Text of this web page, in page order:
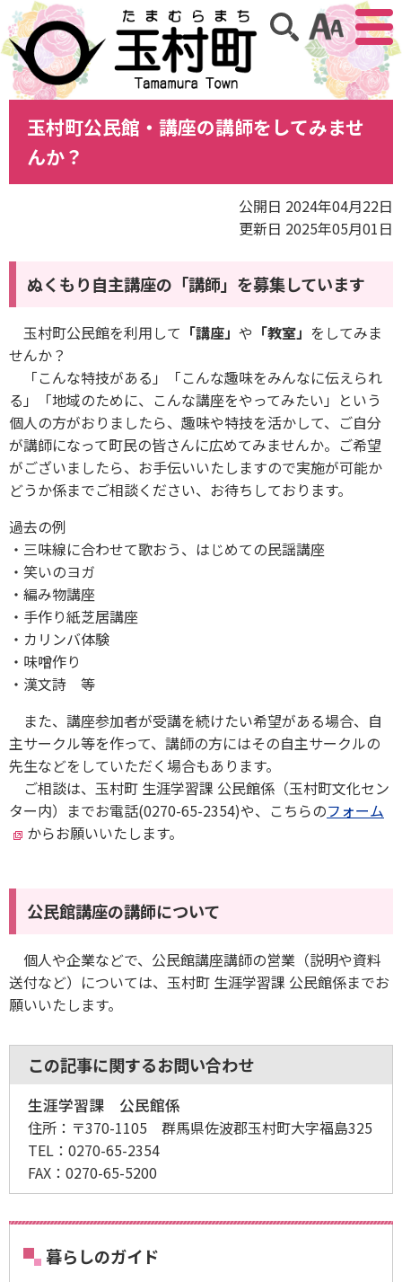
アクセ
サイト内検索
玉村町公民館・講座の講師をしてみませ
んか？
公開日 2024年04月22日
更新日 2025年05月01日
ぬくもり自主講座の「講師」を募集しています
玉村町公民館を利用して 「講座」 や 「教室」 をしてみま
せんか？
「こんな特技がある」「こんな趣味をみんなに伝えられ
る」「地域のために、こんな講座をやってみたい」という
個人の方がおりましたら、趣味や特技を活かして、ご自分
が講師になって町民の皆さんに広めてみませんか。ご希望
がございましたら、お手伝いいたしますので実施が可能か
どうか係までご相談ください、お待ちしております。
過去の例
・三味線に合わせて歌おう、はじめての民謡講座
・笑いのヨガ
・編み物講座
・手作り紙芝居講座
・カリンバ体験
・味噌作り
・漢文詩 等
また、講座参加者が受講を続けたい希望がある場合、自
主サークル等を作って、講師の方にはその自主サークルの
先生などをしていただく場合もあります。
ご相談は、玉村町 生涯学習課 公民館係（玉村町文化セン
ター内）までお電話(0270-65-2354)や、こちらのフォーム
からお願いいたします。
公民館講座の講師について
個人や企業などで、公民館講座講師の営業（説明や資料
送付など）については、玉村町 生涯学習課 公民館係までお
願いいたします。
この記事に関するお問い合わせ
生涯学習課 公民館係
住所： 〒370-1105 群馬県佐波郡玉村町大字福島325
TEL： 0270-65-2354
FAX： 0270-65-5200
暮らしのガイド